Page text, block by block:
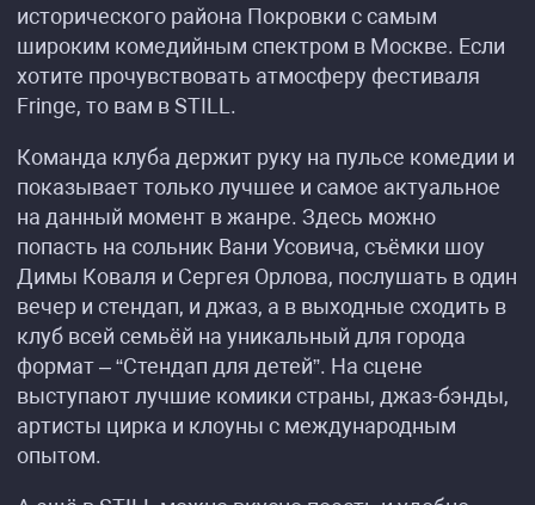
исторического района Покровки с самым
широким комедийным спектром в Москве. Если
хотите прочувствовать атмосферу фестиваля
Fringe, то вам в STILL.
Команда клуба держит руку на пульсе комедии и
показывает только лучшее и самое актуальное
на данный момент в жанре. Здесь можно
попасть на сольник Вани Усовича, съёмки шоу
Димы Коваля и Сергея Орлова, послушать в один
вечер и стендап, и джаз, а в выходные сходить в
клуб всей семьёй на уникальный для города
формат – “Стендап для детей”. На сцене
выступают лучшие комики страны, джаз-бэнды,
артисты цирка и клоуны с международным
опытом.